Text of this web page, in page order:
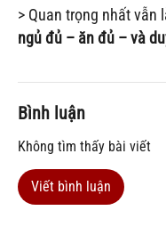
> Quan trọng nhất vẫn
ngủ đủ – ăn đủ – và
Bình luận
Không tìm thấy bài viết
Viết bình luận